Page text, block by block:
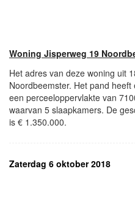
Woning Jisperweg 19
Het adres van deze woning uit
Noordbeemster. Het pand
een perceeloppervlakte van
waarvan 5 slaapkamers. De
is € 1.350.000.
Zaterdag 6 oktober 2018